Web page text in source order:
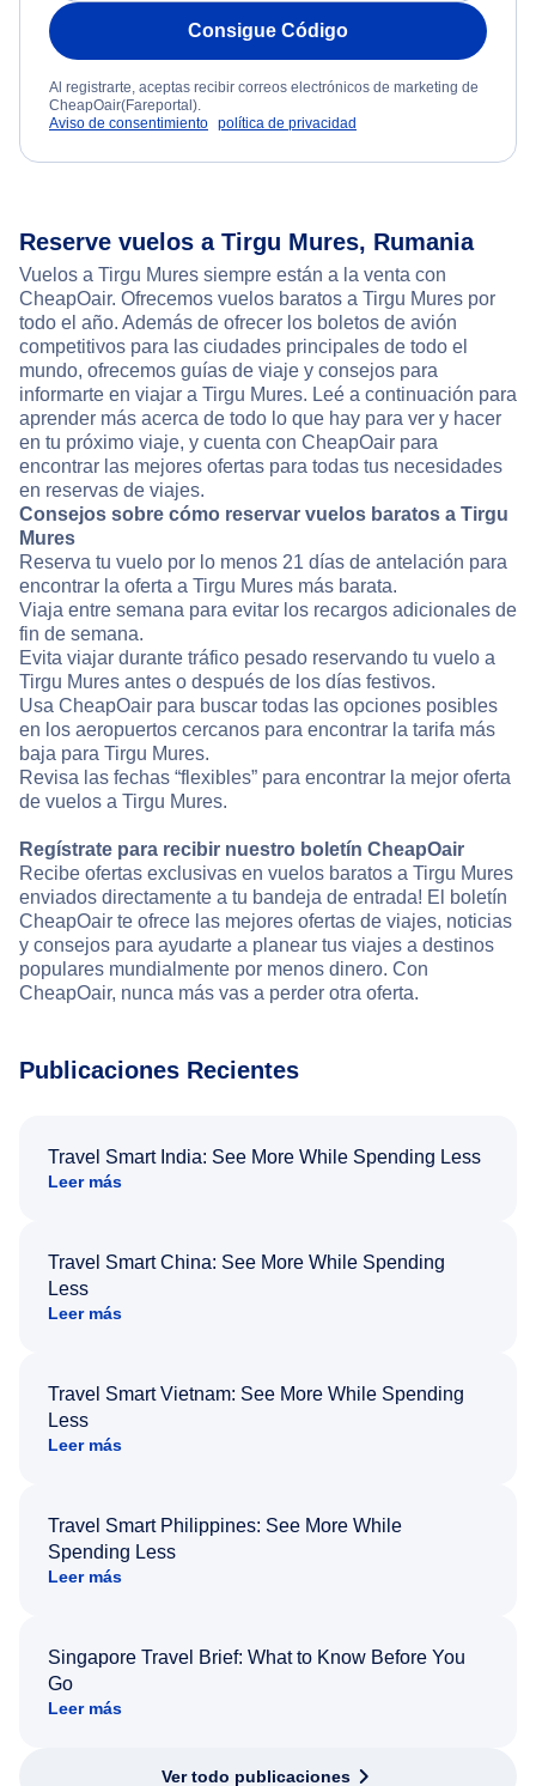
Consigue Código
Al registrarte, aceptas recibir correos electrónicos de marketing de
CheapOair(Fareportal).
Aviso de consentimiento política de privacidad
Reserve vuelos a Tirgu Mures, Rumania
Vuelos a Tirgu Mures siempre están a la venta con
CheapOair. Ofrecemos vuelos baratos a Tirgu Mures por
todo el año. Además de ofrecer los boletos de avión
competitivos para las ciudades principales de todo el
mundo, ofrecemos guías de viaje y consejos para
informarte en viajar a Tirgu Mures. Leé a continuación para
aprender más acerca de todo lo que hay para ver y hacer
en tu próximo viaje, y cuenta con CheapOair para
encontrar las mejores ofertas para todas tus necesidades
en reservas de viajes.
Consejos sobre cómo reservar vuelos baratos a Tirgu
Mures
Reserva tu vuelo por lo menos 21 días de antelación para
encontrar la oferta a Tirgu Mures más barata.
Viaja entre semana para evitar los recargos adicionales de
fin de semana.
Evita viajar durante tráfico pesado reservando tu vuelo a
Tirgu Mures antes o después de los días festivos.
Usa CheapOair para buscar todas las opciones posibles
en los aeropuertos cercanos para encontrar la tarifa más
baja para Tirgu Mures.
Revisa las fechas “flexibles” para encontrar la mejor oferta
de vuelos a Tirgu Mures.
Regístrate para recibir nuestro boletín CheapOair
Recibe ofertas exclusivas en vuelos baratos a Tirgu Mures
enviados directamente a tu bandeja de entrada! El boletín
CheapOair te ofrece las mejores ofertas de viajes, noticias
y consejos para ayudarte a planear tus viajes a destinos
populares mundialmente por menos dinero. Con
CheapOair, nunca más vas a perder otra oferta.
Publicaciones Recientes
Travel Smart India: See More While Spending Less
Leer más
Travel Smart China: See More While Spending
Less
Leer más
Travel Smart Vietnam: See More While Spending
Less
Leer más
Travel Smart Philippines: See More While
Spending Less
Leer más
Singapore Travel Brief: What to Know Before You
Go
Leer más
Ver todo publicaciones